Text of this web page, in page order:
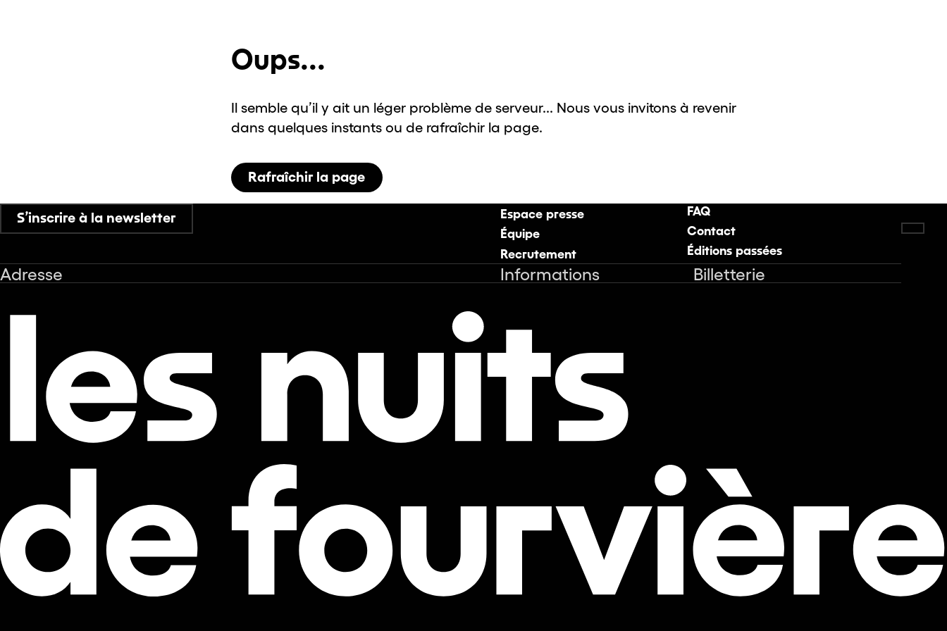
Oups...
Il semble qu’il y ait un léger problème de serveur... Nous vous invitons à revenir
dans quelques instants ou de rafraîchir la page.
Rafraîchir la page
S’inscrire à la newsletter
Espace presse
Équipe
Recrutement
FAQ
Contact
Éditions passées
Adresse Informations Billetterie